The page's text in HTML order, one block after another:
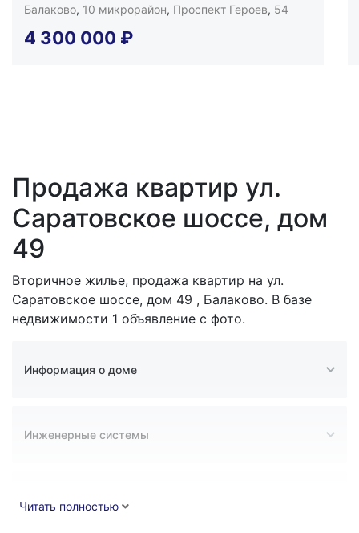
Балаково, 10 микрорайон, Проспект Героев, 54
4 300 000 ₽
Продажа квартир ул.
Саратовское шоссе, дом
49
Вторичное жилье, продажа квартир на ул.
Саратовское шоссе, дом 49 , Балаково. В базе
недвижимости 1 объявление с фото.
Информация о доме
Инженерные системы
Конструктивные элементы
Читать полностью